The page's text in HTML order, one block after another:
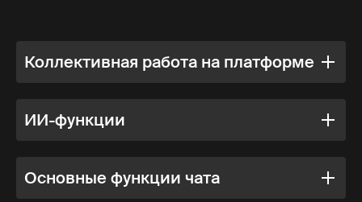
Коллективная работа на платформе
позволяет вам
общаться в чате
ИИ-функции
Встроенные
ИИ-
Объем работ на
Объем работ на
Основные функции чата